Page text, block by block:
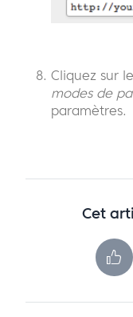
Cliquez sur
modes de
paramètres.
Cet